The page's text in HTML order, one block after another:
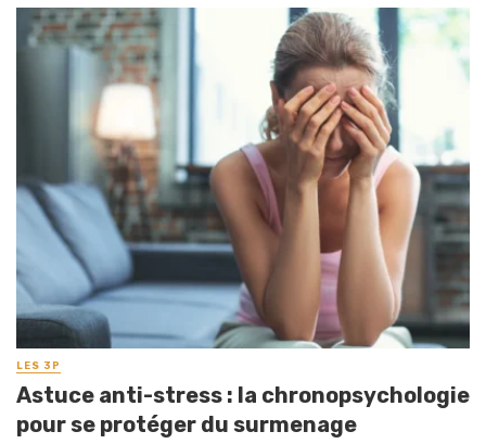
LES 3P
Astuce anti-stress : la chronopsychologie
pour se protéger du surmenage